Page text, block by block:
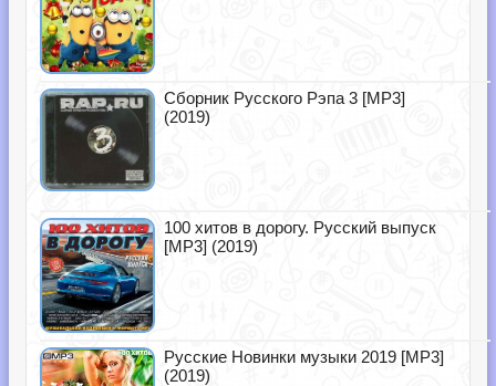
Сборник Русского Рэпа 3 [MP3]
(2019)
100 хитов в дорогу. Русский выпуск
[MP3] (2019)
Русские Новинки музыки 2019 [MP3]
(2019)